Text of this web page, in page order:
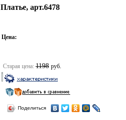
Платье, арт.6478
Цена:
Старая цена: 1198 руб.
Поделиться